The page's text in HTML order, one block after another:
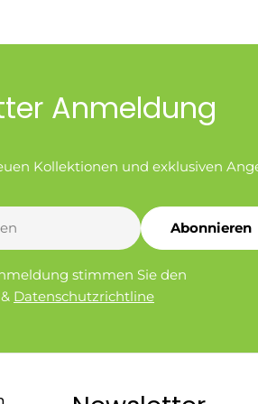
Anmeldung
Kollektionen und exklusiven
Abonnieren
stimmen Sie den
& Datenschutzrichtline